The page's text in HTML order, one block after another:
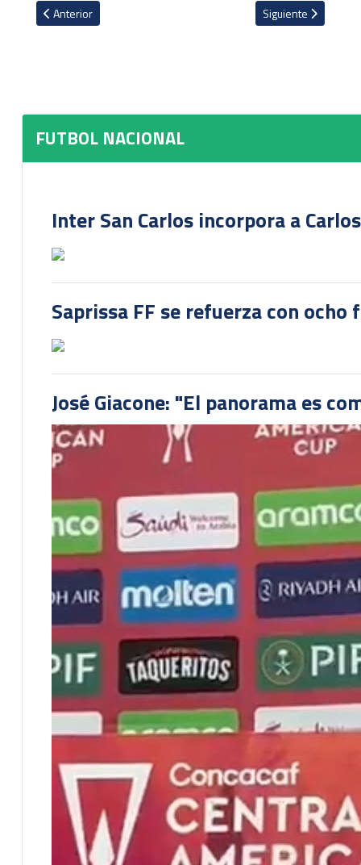
Artículo anterior: El sentido mensaje con el que Michael
Anterior Artículo siguiente:
Siguiente
FUTBOL NACIONAL
Inter San Carlos incorpora a
Saprissa FF se refuerza con
José Giacone: "El panorama es